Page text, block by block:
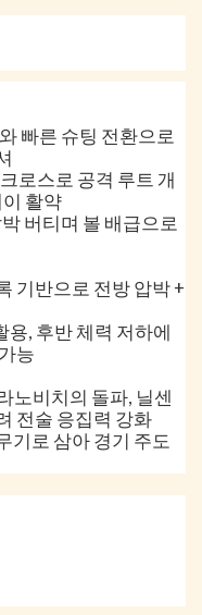
빠른 슈팅 전환으로
로스로 공격 루트 개
이 활약
버티며 볼 배급으로
기반으로 전방 압박 +
, 후반 체력 저하에
능
노비치의 돌파, 닐센
전술 응집력 강화
기로 삼아 경기 주도